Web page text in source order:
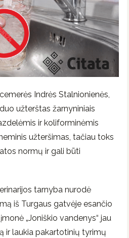
Indrės Stalnionienės,
užterštas žarnyniniais
ir koliforminėmis
užteršimas, tačiau toks
normų ir gali būti
tarnyba nurodė
iš Turgaus gatvėje esančio
„Joniškio vandenys“ jau
ir laukia pakartotinių tyrimų